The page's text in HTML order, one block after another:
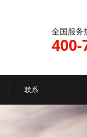
全国服务
400-
联系